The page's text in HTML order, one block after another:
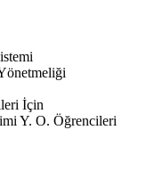
İçin
Y. O. Öğrencileri